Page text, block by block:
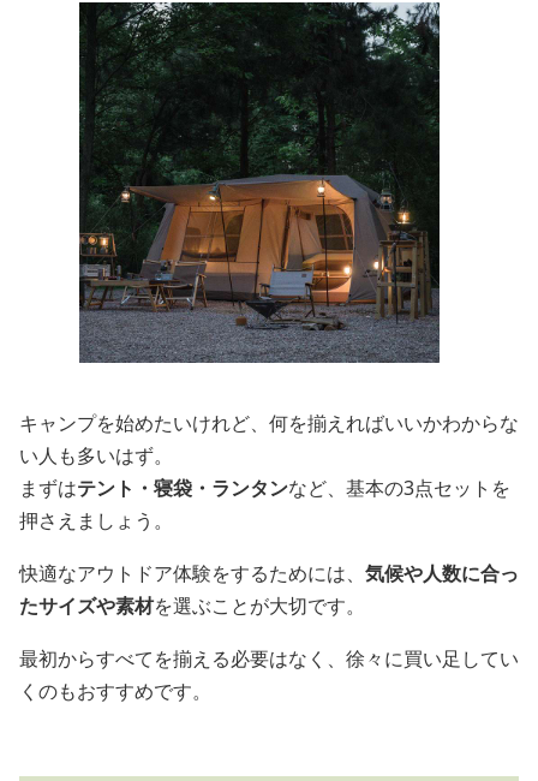
キャンプを始めたいけれど、何を揃えればいいかわからな
い人も多いはず。
まずはテント・寝袋・ランタンなど、基本の3点セットを
押さえましょう。
快適なアウトドア体験をするためには、 気候や人数に合っ
たサイズや素材を選ぶことが大切です。
最初からすべてを揃える必要はなく、徐々に買い足してい
くのもおすすめです。